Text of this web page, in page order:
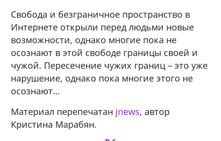
Свобода и безграничное пространство в
Интернете открыли перед людьми новые
возможности, однако многие пока не
осознают в этой свободе границы своей и
чужой. Пересечение чужих границ – это уже
нарушение, однако пока многие этого не
осознают…
Материал перепечатан jnews, автор
Кристина Марабян.